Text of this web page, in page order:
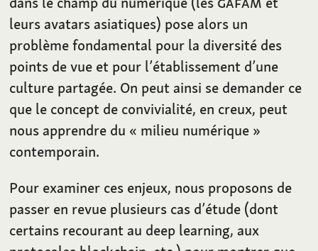
leurs avatars asiatiques) pose alors un
problème fondamental pour la diversité des
points de vue et pour l’établissement d’une
culture partagée. On peut ainsi se demander ce
que le concept de convivialité, en creux, peut
nous apprendre du « milieu numérique »
contemporain.
Pour examiner ces enjeux, nous proposons de
passer en revue plusieurs cas d’étude (dont
certains recourant au deep learning, aux